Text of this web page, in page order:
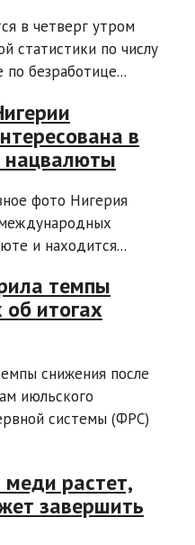
в четверг утром
статистики по числу
по безработице...
в
нацвалюты
фото Нигерия
и находится...
темпы
итогах
снижения после
июльского
системы (ФРС)
растет,
завершить